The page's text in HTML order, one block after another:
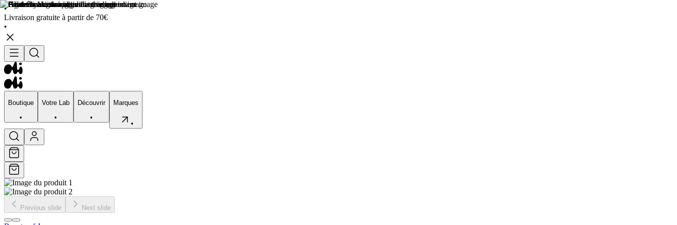
•
Livraison gratuite à partir de 70€
•
Boutique
•
Votre Lab
•
Découvrir
•
Marques
•
Boutique
•
Votre Lab
Visage
Previous slide Next slide